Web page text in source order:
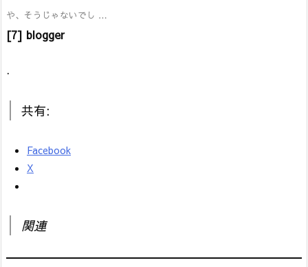
や、そうじゃないでし …
[7] blogger
.
共有:
Facebook
X
関連